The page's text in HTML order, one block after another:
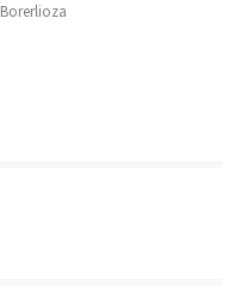
Borerlioza